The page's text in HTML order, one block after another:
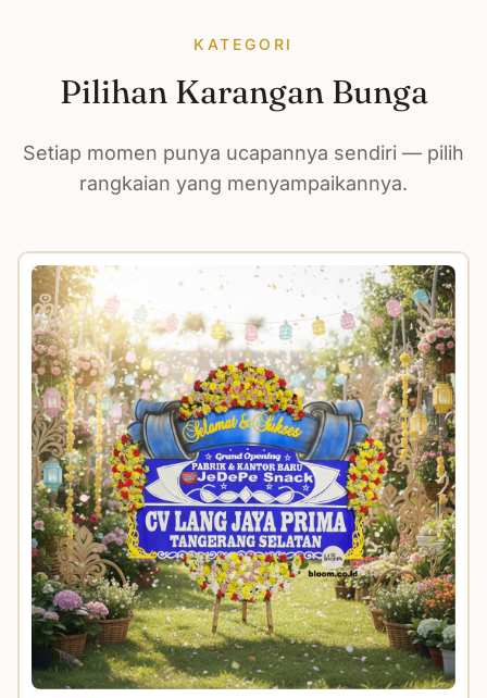
KATEGORI
Pilihan Karangan Bunga
Setiap momen punya ucapannya sendiri — pilih
rangkaian yang menyampaikannya.